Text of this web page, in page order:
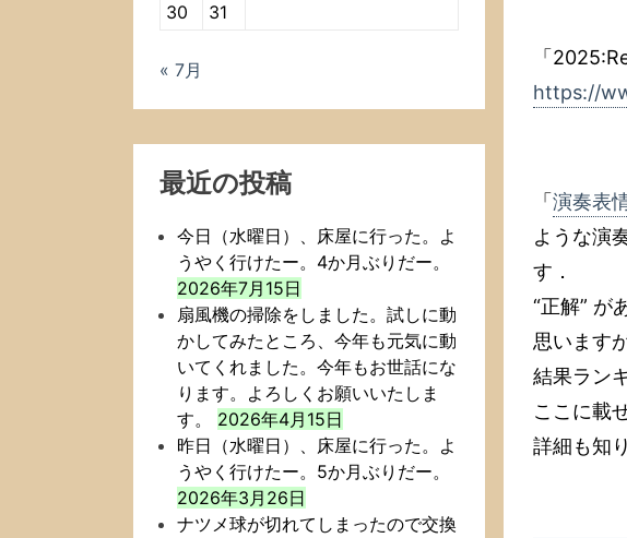
「
https://
「 演奏表
ような演
す．
“正解” が
思います
結果ラン
ここに載
詳細も知
30
31
« 7月
最近の投稿
今日（水曜日）、床屋に行った。よ
うやく行けたー。4か月ぶりだー。
2026年7月15日
扇風機の掃除をしました。試しに動
かしてみたところ、今年も元気に動
いてくれました。今年もお世話にな
ります。よろしくお願いいたしま
す。
2026年4月15日
昨日（水曜日）、床屋に行った。よ
うやく行けたー。5か月ぶりだー。
2026年3月26日
ナツメ球が切れてしまったので交換